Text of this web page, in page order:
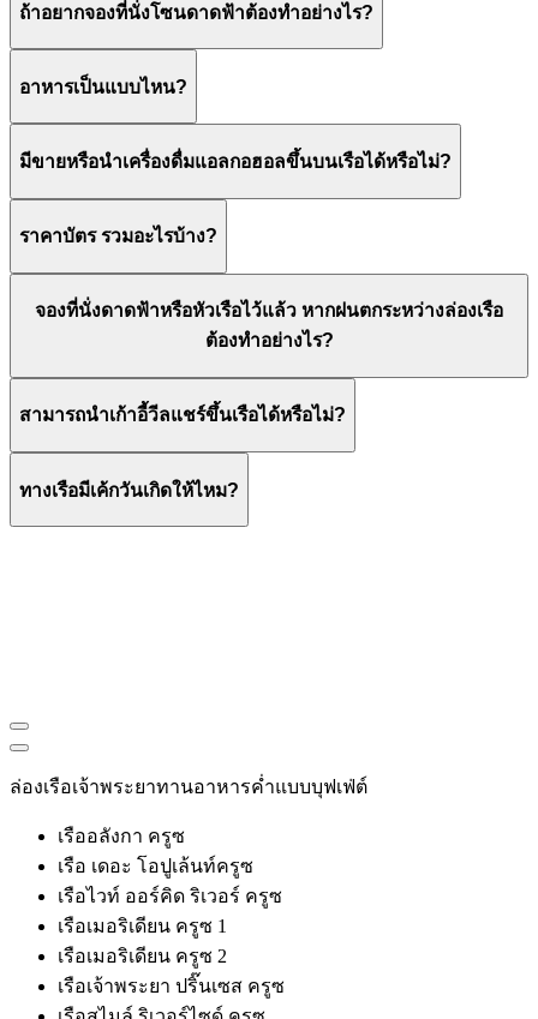
ถ้าอยากจองที่นั่งโซนดาดฟ้าต้องทำอย่างไร?
อาหารเป็นแบบไหน?
มีขายหรือนำเครื่องดื่มแอลกอฮอลขึ้นบนเรือได้หรือไม่?
ราคาบัตร รวมอะไรบ้าง?
จองที่นั่งดาดฟ้าหรือหัวเรือไว้แล้ว หากฝนตกระหว่างล่องเรือ
ต้องทำอย่างไร?
สามารถนำเก้าอี้วีลแชร์ขึ้นเรือได้หรือไม่?
ทางเรือมีเค้กวันเกิดให้ไหม?
ล่องเรือเจ้าพระยาทานอาหารค่ำแบบบุฟเฟ่ต์
เรืออลังกา ครูซ
เรือ เดอะ โอปูเล้นท์ครูซ
เรือไวท์ ออร์คิด ริเวอร์ ครูซ
เรือเมอริเดียน ครูซ 1
เรือเมอริเดียน ครูซ 2
เรือเจ้าพระยา ปริ๊นเซส ครูซ